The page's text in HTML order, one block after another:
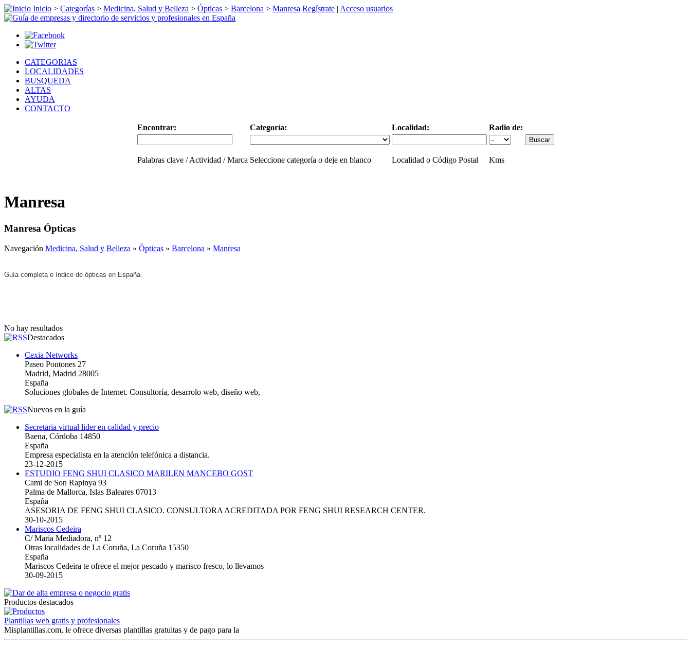
Inicio > Categorías > Medicina, Salud y Belleza > Ópticas > Barcelona > Manresa Regístrate | Acceso usuarios
CATEGORIAS
LOCALIDADES
BUSQUEDA
ALTAS
AYUDA
CONTACTO
Encontrar: Categoría: Localidad: Radio de:
Palabras clave / Actividad / Marca Seleccione categoría o deje en blanco Localidad o Código Postal Kms
Manresa
Manresa Ópticas
Navegación Medicina, Salud y Belleza » Ópticas » Barcelona » Manresa
Guía completa e índice de ópticas en España.
No hay resultados
Destacados
Cexia Networks
Paseo Pontones 27
Madrid, Madrid 28005
España
Soluciones globales de Internet. Consultoría, desarrolo web, diseño web,
Nuevos en la guía
Secretaria virtual lider en calidad y precio
Baena, Córdoba 14850
España
Empresa especialista en la atención telefónica a distancia.
23-12-2015
ESTUDIO FENG SHUI CLASICO MARILEN MANCEBO GOST
Cami de Son Rapinya 93
Palma de Mallorca, Islas Baleares 07013
España
ASESORIA DE FENG SHUI CLASICO. CONSULTORA ACREDITADA POR FENG SHUI RESEARCH CENTER.
30-10-2015
Mariscos Cedeira
C/ Maria Mediadora, nº 12
Otras localidades de La Coruña, La Coruña 15350
España
Mariscos Cedeira te ofrece el mejor pescado y marisco fresco, lo llevamos
30-09-2015
Productos destacados
Plantillas web gratis y profesionales
Misplantillas.com, le ofrece diversas plantillas gratuitas y de pago para la